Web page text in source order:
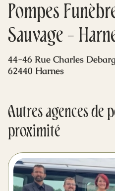
Mes
Pompes
Sauvage -
44-46 Rue Charles
62440 Harnes
Autres agences de
proximité